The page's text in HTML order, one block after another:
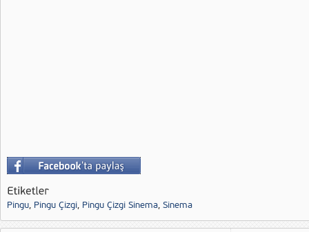
Pingu, Pingu Çizgi, Pingu Çizgi Sinema, Sinema